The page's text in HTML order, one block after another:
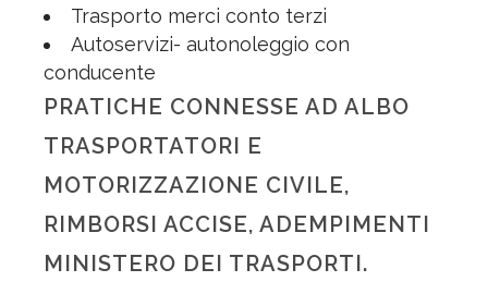
Trasporto merci conto terzi
Autoservizi- autonoleggio con
conducente
PRATICHE CONNESSE AD ALBO
TRASPORTATORI E
MOTORIZZAZIONE CIVILE,
RIMBORSI ACCISE, ADEMPIMENTI
MINISTERO DEI TRASPORTI.